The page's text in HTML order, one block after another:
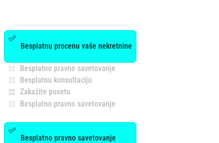
Besplatnu procenu vaše nekretnine
Besplatno pravno savetovanje
Besplatnu konsultaciju
Zakažite posetu
Besplatno pravno savetovanje
Besplatno pravno savetovanje